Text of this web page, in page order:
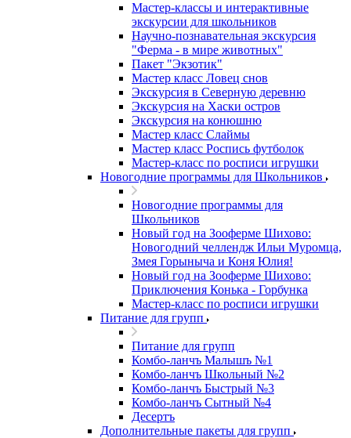
Мастер-классы и интерактивные
экскурсии для школьников
Научно-познавательная экскурсия
"Ферма - в мире животных"
Пакет "Экзотик"
Мастер класс Ловец снов
Экскурсия в Северную деревню
Экскурсия на Хаски остров
Экскурсия на конюшню
Мастер класс Слаймы
Мастер класс Роспись футболок
Мастер-класс по росписи игрушки
Новогодние программы для Школьников
Новогодние программы для
Школьников
Новый год на Зооферме Шихово:
Новогодний челлендж Ильи Муромца,
Змея Горыныча и Коня Юлия!
Новый год на Зооферме Шихово:
Приключения Конька - Горбунка
Мастер-класс по росписи игрушки
Питание для групп
Питание для групп
Комбо-ланчъ Малышъ №1
Комбо-ланчъ Школьный №2
Комбо-ланчъ Быстрый №3
Комбо-ланчъ Сытный №4
Десертъ
Дополнительные пакеты для групп